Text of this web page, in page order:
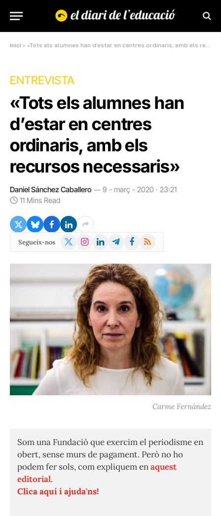
Inici » «Tots els alumnes han d’estar en centres ordinaris, amb els recursos necessaris»
ENTREVISTA
«Tots els alumnes han
d’estar en centres
ordinaris, amb els
recursos necessaris»
Daniel Sánchez Caballero
9 - març - 2020 · 23:21
11 Mins Read
Segueix-nos
X
Instagram
LinkedInTelegramFacebook
RSS
Carme Fernández
Som una Fundació que exercim el periodisme en
obert, sense murs de pagament. Però no ho
podem fer sols, com expliquem enaquest
editorial.
Clica aquí i ajuda'ns!